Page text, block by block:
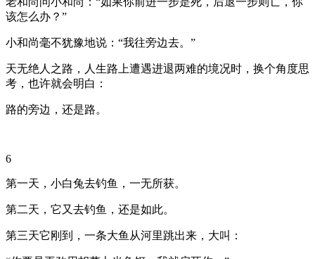
该怎么办？”
小和尚毫不犹豫地说：“我往旁边去。”
天无绝人之路，人生路上遭遇进退两难的境况时，换个角度思
考，也许就会明白：
路的旁边，还是路。
6
第一天，小白兔去钓鱼，一无所获。
第二天，它又去钓鱼，还是如此。
第三天它刚到，一条大鱼从河里跳出来，大叫：